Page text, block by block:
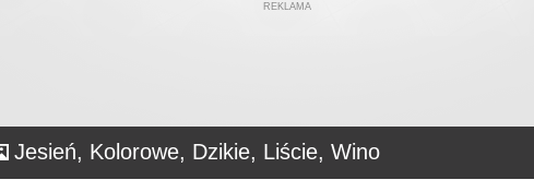
REKLAMA
Jesień, Kolorowe, Dzikie, Liście, Wino